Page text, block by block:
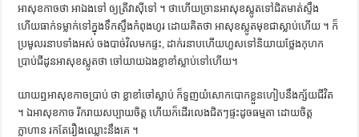
អា​សុខ​កាច​ថា អា​ឯង​ទៅ​ ឲ្យ​ត្រី​វា​ស៊ី​ទៅ ។ ថា​ហើយ​ច្រាន​អា​សុខ​ស្លូត​ទៅ​ជិត​មាត់​ស្ទឹង​
ហើយ​ធាក់​ទម្លាក់​ទៅ​ក្នុង​ទឹក​ស្ទឹង​កំពុង​ហូរ​ ដោយ​គិត​ថា អា​សុខ​ស្លូត​មុខ​ជា​ស្លាប់​ហើយ ។ ក៏​
ប្រមូល​រនាប​ទាំងអស់​ ចង​បាច់​វិល​មក​ផ្ទះ, ដាក់​រនាប​ហើយ​ហួស​ទៅ​និយាយ​ថ្លែង​កុហក​
ប្រាប់​ជីដូន​អា​សុខ​ស្លូត​ថា ចៅ​យាយ​ឯង​ខ្លា​ខាំ​ស្លាប់​ទៅ​ហើយ។
យាយ​ឮ​អា​សុខ​កាច​ប្រាប់​ ថា​ ខ្លា​ខាំ​ចៅ​ស្លាប់​ ក៏​ទួញ​យំ​សោក​បោក​ខ្លួន​ហៀប​នឹង​ក្ស័យ​ជីវិត
។ ឯ​អា​សុខ​កាច​ រីករាយ​សប្បាយ​ចិត្ត​ ហើយ​ក៏​ដើរ​លេង​ជិតៗ​ផ្ទះ​ដូច​ធម្មតា​ ដោយ​ចិត្ត​
ក្លាហាន​ រក​តែ​រឿង​ឈ្លោះ​នឹង​គេ ។